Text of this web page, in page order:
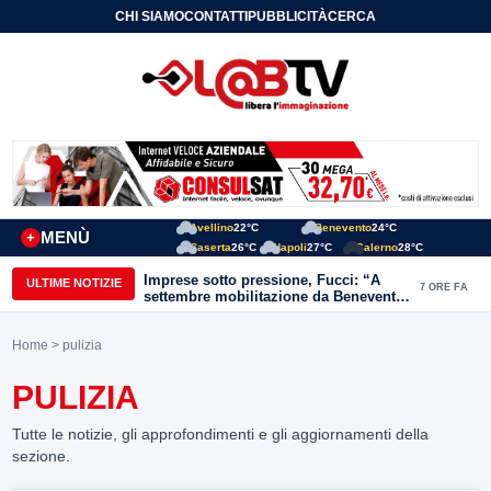
CHI SIAMOCONTATTIPUBBLICITÀCERCA
MENÙ
+
Avellino22°C Benevento24°C
Caserta26°C Napoli27°C Salerno28°C
ULTIME NOTIZIE
Imprese sotto pressione, Fucci: “A
settembre mobilitazione da Benevento
e Avellino”
7 ORE FA
Home > pulizia
PULIZIA
Tutte le notizie, gli approfondimenti e gli aggiornamenti della
sezione.